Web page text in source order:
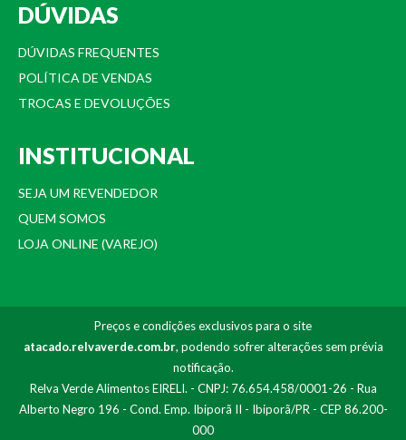
DÚVIDAS
DÚVIDAS FREQUENTES
POLÍTICA DE VENDAS
TROCAS E DEVOLUÇÕES
INSTITUCIONAL
SEJA UM REVENDEDOR
QUEM SOMOS
LOJA ONLINE (VAREJO)
Preços e condições exclusivos para o site
atacado.relvaverde.com.br, podendo sofrer alterações sem prévia
notificação.
Relva Verde Alimentos EIRELI. - CNPJ: 76.654.458/0001-26 - Rua
Alberto Negro 196 - Cond. Emp. Ibiporã II - Ibiporã/PR - CEP 86.200-
000